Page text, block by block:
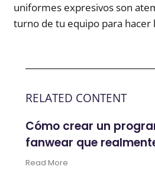
uniformes expresivos son
turno de tu equipo para hacer
RELATED CONTENT
Cómo crear un
fanwear que
Read More